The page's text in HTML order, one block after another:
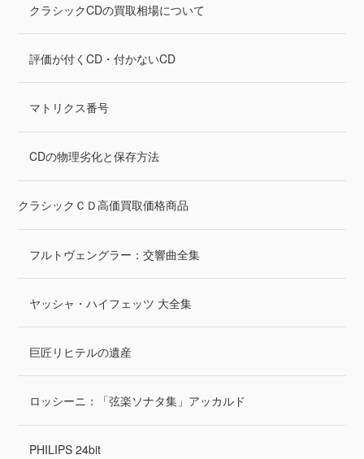
クラシックCDの買取相場について
評価が付くCD・付かないCD
マトリクス番号
CDの物理劣化と保存方法
クラシックＣＤ高価買取価格商品
フルトヴェングラー：交響曲全集
ヤッシャ・ハイフェッツ 大全集
巨匠リヒテルの遺産
ロッシーニ：「弦楽ソナタ集」アッカルド
PHILIPS 24bit